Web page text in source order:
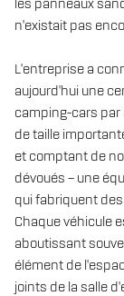
les panneaux
n'existait pas
L'entreprise a
aujourd'hui une
camping-cars par
de taille
et comptant de
dévoués – une
qui fabriquent
Chaque véhicule
aboutissant
élément de
joints de la salle